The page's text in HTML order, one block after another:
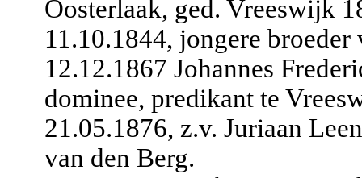
Oosterlaak, ged. Vreeswijk
11.10.1844, jongere
12.12.1867 Johannes
dominee, predikant te
21.05.1876, z.v. Juriaan
van den Berg.